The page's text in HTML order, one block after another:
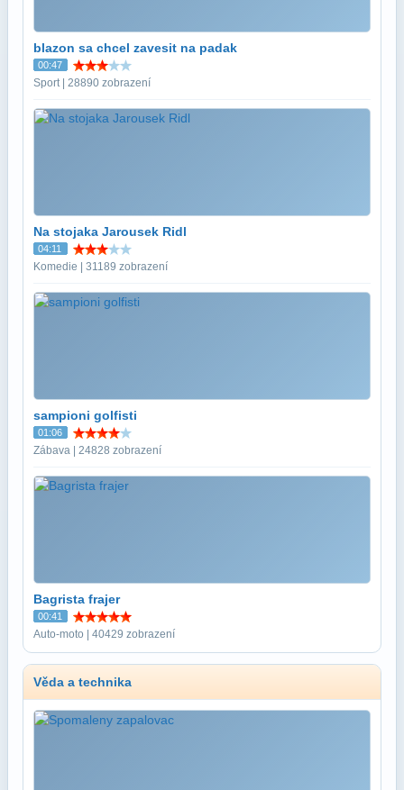
blazon sa chcel zavesit na padak
00:47
Sport | 28890 zobrazení
Na stojaka Jarousek Ridl
04:11
Komedie | 31189 zobrazení
sampioni golfisti
01:06
Zábava | 24828 zobrazení
Bagrista frajer
00:41
Auto-moto | 40429 zobrazení
Věda a technika